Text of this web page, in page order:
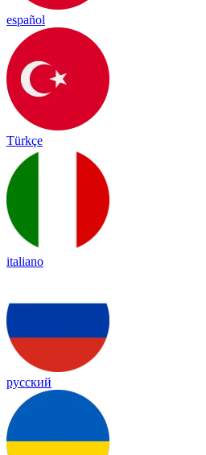
español
Türkçe
italiano
русский